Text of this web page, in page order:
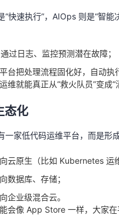
“快速执行”，AIOps 则是“智能
过日志、监控预测潜在故障；
台把处理流程固化好，自动执
维就能真正从“救火队员”变成“
态化
一家低代码运维平台，而是形
云原生（比如 Kubernetes 运
数据库、存储；
企业级混合云。
会像 App Store 一样，大家